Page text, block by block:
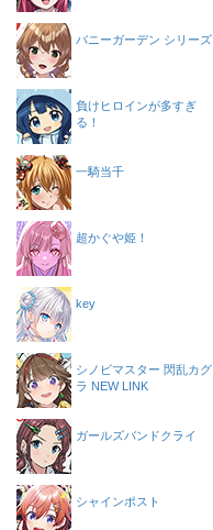
バニーガーデン シリーズ
負けヒロインが多すぎ
る！
一騎当千
超かぐや姫！
key
シノビマスター 閃乱カグ
ラ NEW LINK
ガールズバンドクライ
シャインポスト